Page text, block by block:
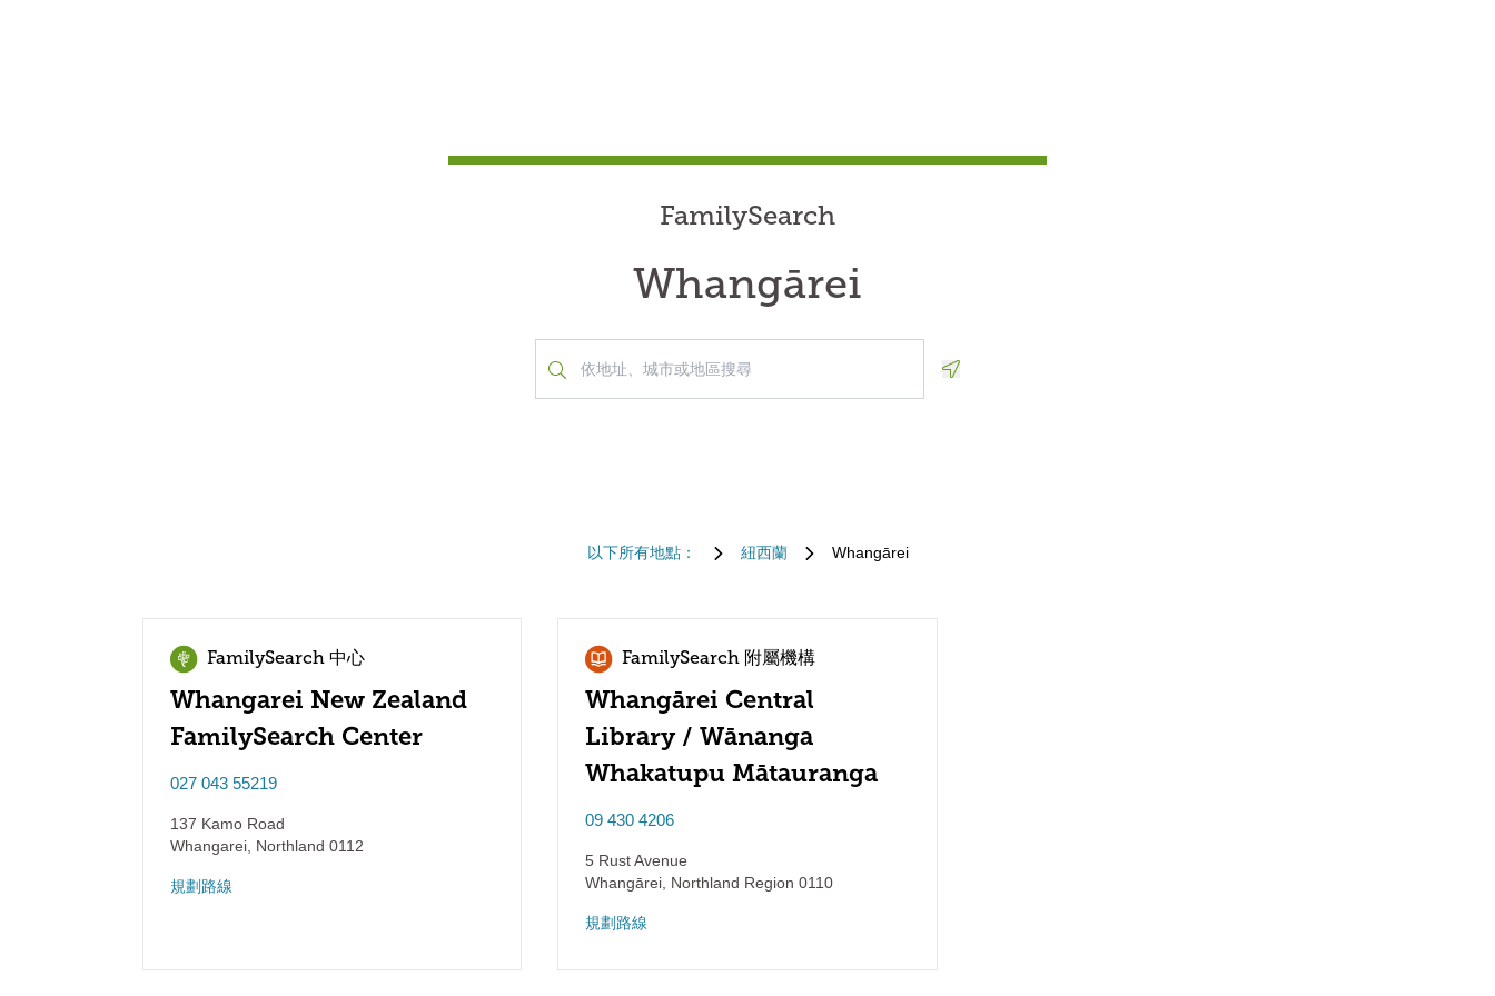
FamilySearch
Whangārei
以下所有地點： 紐西蘭 Whangārei
FamilySearch 中心
Whangarei New Zealand
FamilySearch Center
027 043 55219
137 Kamo Road
Whangarei Northland 0112
規劃路線
FamilySearch 附屬機構
Whangārei Central
Library / Wānanga
Whakatupu Mātauranga
09 430 4206
5 Rust Avenue
Whangārei Northland Region 0110
規劃路線